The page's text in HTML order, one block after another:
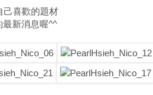
己喜歡的題材
最新消息喔^^